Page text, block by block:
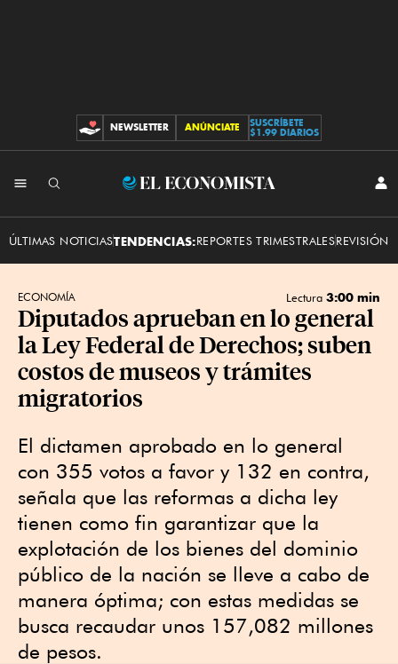
CONTRIBUCIONES
NEWSLETTER ANÚNCIATE
SUSCRÍBETE
$1.99 DIARIOS
El
ÚLTIMAS NOTICIASTENDENCIAS:REPORTES TRIMESTRALESREVISIÓN
ECONOMÍA Lectura 3:00 min
Diputados aprueban en lo general
la Ley Federal de Derechos; suben
costos de museos y trámites
migratorios
El dictamen aprobado en lo general
con 355 votos a favor y 132 en contra,
señala que las reformas a dicha ley
tienen como fin garantizar que la
explotación de los bienes del dominio
público de la nación se lleve a cabo de
manera óptima; con estas medidas se
busca recaudar unos 157,082 millones
de pesos.